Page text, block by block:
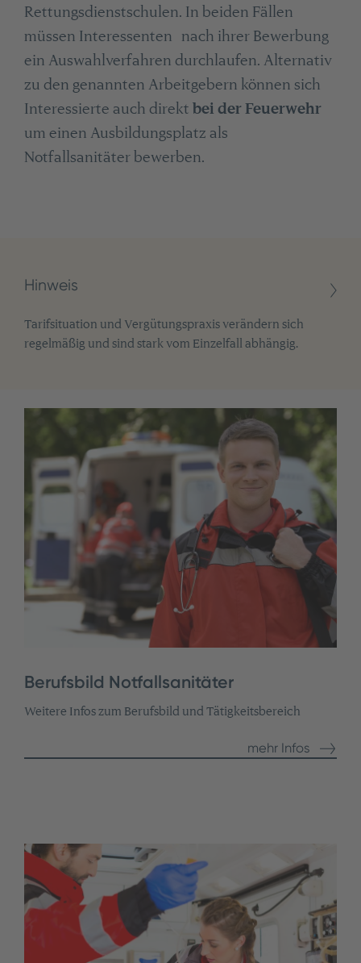
Rettungsdienstschulen. In beiden Fällen
müssen Interessenten nach ihrer Bewerbung
ein Auswahlverfahren durchlaufen. Alternativ
zu den genannten Arbeitgebern können sich
Interessierte auch direkt bei der Feuerwehr
um einen Ausbildungsplatz als
Notfallsanitäter bewerben.
Hinweis
Tarifsituation und Vergütungspraxis verändern sich
regelmäßig und sind stark vom Einzelfall abhängig.
Berufsbild Notfallsanitäter
Weitere Infos zum Berufsbild und Tätigkeitsbereich
mehr Infos